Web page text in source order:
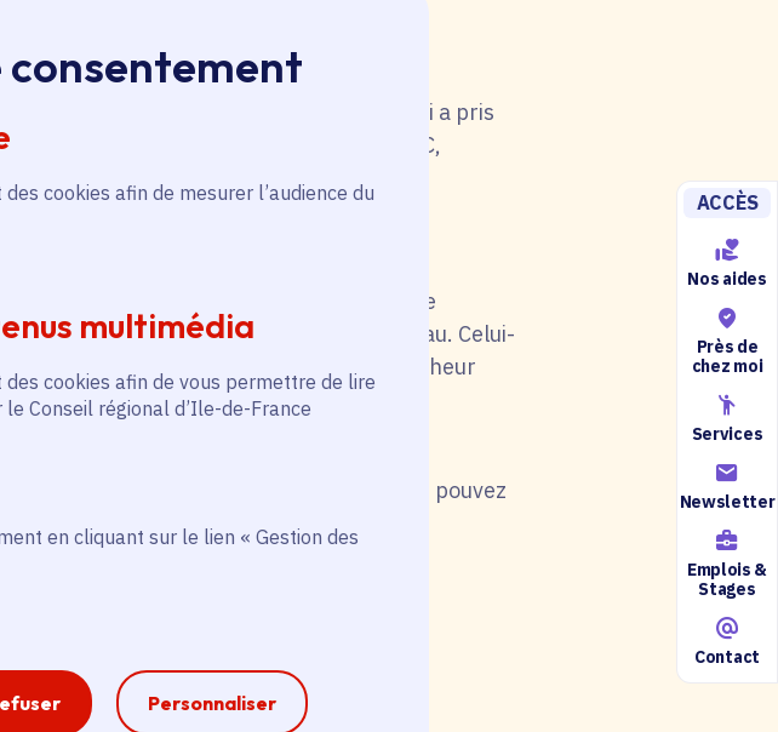
consentement
cookies afin de mesurer l’audience du
multimédia
des cookies afin de vous permettre de lire
Conseil régional d’Ile-de-France
en cliquant sur le lien « Gestion des
Personnaliser
ACCÈS
Nos aides
Près de
chez moi
Services
Newsletter
Emplois &
Stages
Contact
» pour qu'il soit en rouge. Une anomalie
au niveau du tableau. Celui-ci a pris
par catégorie (emploi de catégorie A/B/C,
78, 91, 92, 93, 94, 95).
spontanée » pour qu'il soit en rouge. Une
page. Redescendez au niveau du tableau. Celui-
siège ou lycées et votre situation (chercheur
et candidatez.
dans les lycées, avant de postuler, vous pouvez
Plus d'infos.
en utilisantle formulaire accessible ici.